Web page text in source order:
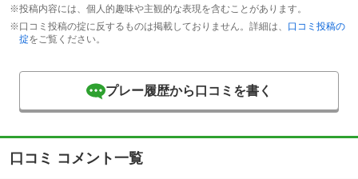
※投稿内容には、個人的趣味や主観的な表現を含むことがあります。
※口コミ投稿の掟に反するものは掲載しておりません。詳細は、 口コミ投稿の
掟をご覧ください。
プレー履歴から口コミを書く
口コミ コメント一覧